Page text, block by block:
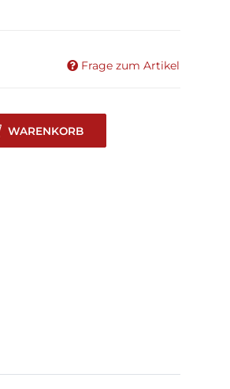
Frage zum Artikel
WARENKORB